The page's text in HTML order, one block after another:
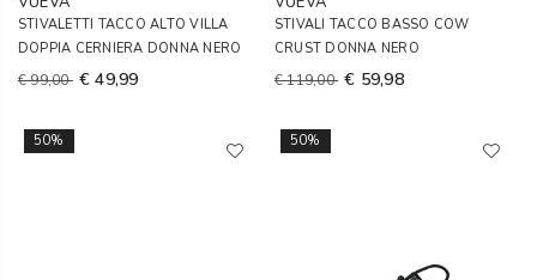
STIVALETTI TACCO ALTO VILLA
DOPPIA CERNIERA DONNA NERO
€ 99,00 € 49,99
STIVALI TACCO BASSO COW
CRUST DONNA NERO
€ 119,00 € 59,98
50% 50%